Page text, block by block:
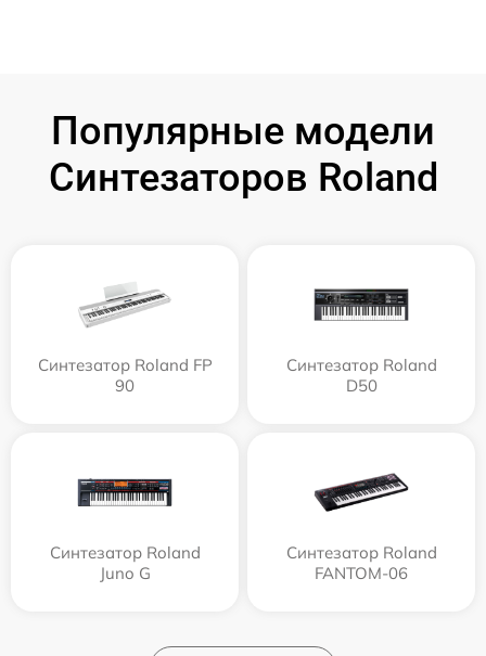
Популярные модели
Синтезаторов Roland
Синтезатор Roland FP
90
Синтезатор Roland
D50
Синтезатор Roland
Juno G
Синтезатор Roland
FANTOM-06